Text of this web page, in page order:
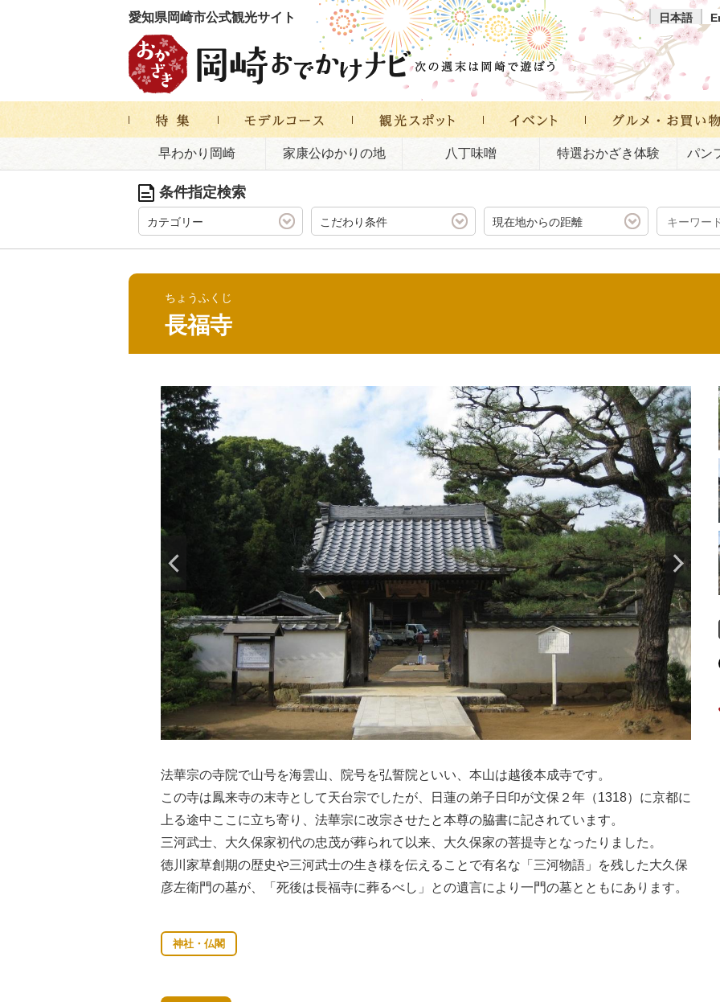
愛知県岡崎市公式観光サイト 日本語
早わかり岡崎 家康公ゆかりの地 八丁味噌 特選おかざき体験 パン
条件指定検索
カテゴリー こだわり条件 現在地からの距離
ちょうふくじ
長福寺
法華宗の寺院で山号を海雲山、院号を弘誓院といい、本山は越後本成寺です。
この寺は鳳来寺の末寺として天台宗でしたが、日蓮の弟子日印が文保２年（1318）に京都に
上る途中ここに立ち寄り、法華宗に改宗させたと本尊の脇書に記されています。
三河武士、大久保家初代の忠茂が葬られて以来、大久保家の菩提寺となったりました。
徳川家草創期の歴史や三河武士の生き様を伝えることで有名な「三河物語」を残した大久保
彦左衛門の墓が、「死後は長福寺に葬るべし」との遺言により一門の墓とともにあります。
神社・仏閣